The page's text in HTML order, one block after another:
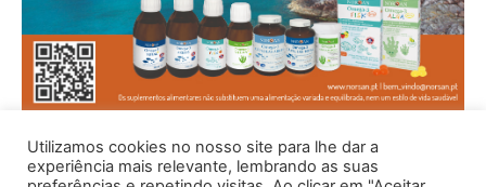
Utilizamos cookies no nosso site para lhe dar a
experiência mais relevante, lembrando as suas